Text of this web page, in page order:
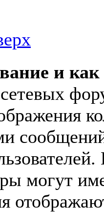
и
могут